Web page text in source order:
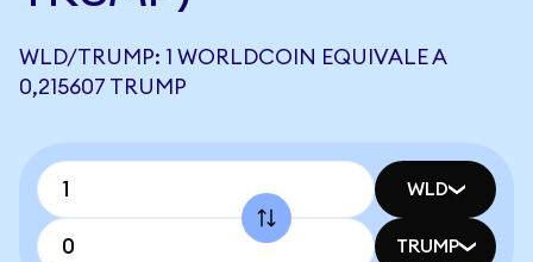
WLD/TRUMP: 1 WORLDCOIN EQUIVALE A
0,215607 TRUMP
WLD
TRUMP